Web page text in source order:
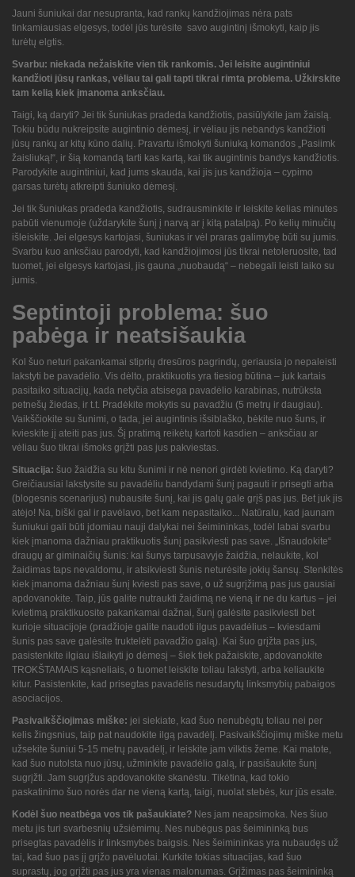
Jauni šuniukai dar nesupranta, kad rankų kandžiojimas nėra pats
tinkamiausias elgesys, todėl jūs turėsite savo augintinį išmokyti, kaip jis
turėtų elgtis.
Svarbu: niekada nežaiskite vien tik rankomis. Jei leisite augintiniui
kandžioti jūsų rankas, vėliau tai gali tapti tikrai rimta problema. Užkirskite
tam kelią kiek įmanoma anksčiau.
Taigi, ką daryti? Jei tik šuniukas pradeda kandžiotis, pasiūlykite jam žaislą.
Tokiu būdu nukreipsite augintinio dėmesį, ir vėliau jis nebandys kandžioti
jūsų rankų ar kitų kūno dalių. Pravartu išmokyti šuniuką komandos „Pasiimk
žaisliuką!“, ir šią komandą tarti kas kartą, kai tik augintinis bandys kandžiotis.
Parodykite augintiniui, kad jums skauda, kai jis jus kandžioja – cypimo
garsas turėtų atkreipti šuniuko dėmesį.
Jei tik šuniukas pradeda kandžiotis, sudrausminkite ir leiskite kelias minutes
pabūti vienumoje (uždarykite šunį į narvą ar į kitą patalpą). Po kelių minučių
išleiskite. Jei elgesys kartojasi, šuniukas ir vėl praras galimybę būti su jumis.
Svarbu kuo anksčiau parodyti, kad kandžiojimosi jūs tikrai netoleruosite, tad
tuomet, jei elgesys kartojasi, jis gauna „nuobaudą“ – nebegali leisti laiko su
jumis.
Septintoji problema: šuo
pabėga ir neatsišaukia
Kol šuo neturi pakankamai stiprių dresūros pagrindų, geriausia jo nepaleisti
lakstyti be pavadėlio. Vis dėlto, praktikuotis yra tiesiog būtina – juk kartais
pasitaiko situacijų, kada netyčia atsisega pavadėlio karabinas, nutrūksta
petnešų žiedas, ir t.t. Pradėkite mokytis su pavadžiu (5 metrų ir daugiau).
Vaikščiokite su šunimi, o tada, jei augintinis išsiblaško, bėkite nuo šuns, ir
kvieskite jį ateiti pas jus. Šį pratimą reikėtų kartoti kasdien – anksčiau ar
vėliau šuo tikrai išmoks grįžti pas jus pakviestas.
Situacija: šuo žaidžia su kitu šunimi ir nė nenori girdėti kvietimo. Ką daryti?
Greičiausiai lakstysite su pavadėliu bandydami šunį pagauti ir prisegti arba
(blogesnis scenarijus) nubausite šunį, kai jis galų gale grįš pas jus. Bet juk jis
atėjo! Na, biški gal ir pavėlavo, bet kam nepasitaiko... Natūralu, kad jaunam
šuniukui gali būti įdomiau nauji dalykai nei šeimininkas, todėl labai svarbu
kiek įmanoma dažniau praktikuotis šunį pasikviesti pas save. „Išnaudokite“
draugų ar giminaičių šunis: kai šunys tarpusavyje žaidžia, nelaukite, kol
žaidimas taps nevaldomu, ir atsikviesti šunis neturėsite jokių šansų. Stenkitės
kiek įmanoma dažniau šunį kviesti pas save, o už sugrįžimą pas jus gausiai
apdovanokite. Taip, jūs galite nutraukti žaidimą ne vieną ir ne du kartus – jei
kvietimą praktikuosite pakankamai dažnai, šunį galėsite pasikviesti bet
kurioje situacijoje (pradžioje galite naudoti ilgus pavadėlius – kviesdami
šunis pas save galėsite truktelėti pavadžio galą). Kai šuo grįžta pas jus,
pasistenkite ilgiau išlaikyti jo dėmesį – šiek tiek pažaiskite, apdovanokite
TROKŠTAMAIS kąsneliais, o tuomet leiskite toliau lakstyti, arba keliaukite
kitur. Pasistenkite, kad prisegtas pavadėlis nesudarytų linksmybių pabaigos
asociacijos.
Pasivaikščiojimas miške: jei siekiate, kad šuo nenubėgtų toliau nei per
kelis žingsnius, taip pat naudokite ilgą pavadėlį. Pasivaikščiojimų miške metu
užsekite šuniui 5-15 metrų pavadėlį, ir leiskite jam vilktis žeme. Kai matote,
kad šuo nutolsta nuo jūsų, užminkite pavadėlio galą, ir pasišaukite šunį
sugrįžti. Jam sugrįžus apdovanokite skanėstu. Tikėtina, kad tokio
paskatinimo šuo norės dar ne vieną kartą, taigi, nuolat stebės, kur jūs esate.
Kodėl šuo neatbėga vos tik pašaukiate? Nes jam neapsimoka. Nes šiuo
metu jis turi svarbesnių užsiėmimų. Nes nubėgus pas šeimininką bus
prisegtas pavadėlis ir linksmybės baigsis. Nes šeimininkas yra nubaudęs už
tai, kad šuo pas jį grįžo pavėluotai. Kurkite tokias situacijas, kad šuo
suprastų, jog grįžti pas jus yra vienas malonumas. Grįžimas pas šeimininką